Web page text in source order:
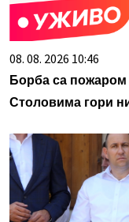
08. 08. 2026 10:46
Борба са пожаром
Столовима гори